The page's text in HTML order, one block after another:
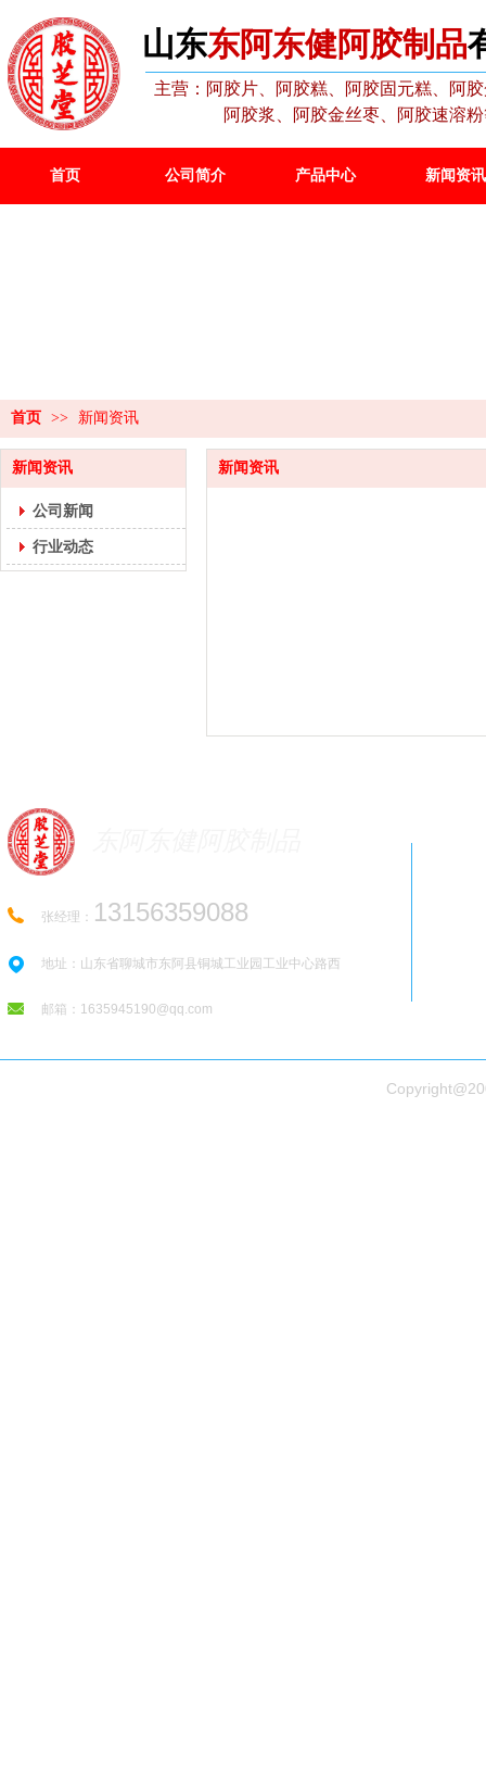
山东东阿东健阿胶制品
主营：阿胶片、阿胶糕、阿胶固元糕、阿
阿胶浆、阿胶金丝枣、阿胶速溶
首页 公司简介 产品中心 新闻资讯
首页 >> 新闻资讯
新闻资讯
公司新闻
行业动态
新闻资讯
张经理： 13156359088
地址：山东省聊城市东阿县铜城工业园工业中心路西
邮箱：1635945190@qq.com